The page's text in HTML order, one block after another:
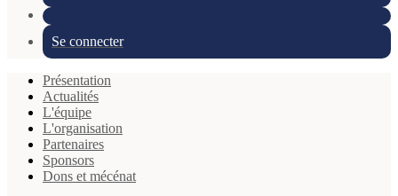
Se connecter
Présentation
Actualités
L'équipe
L'organisation
Partenaires
Sponsors
Dons et mécénat